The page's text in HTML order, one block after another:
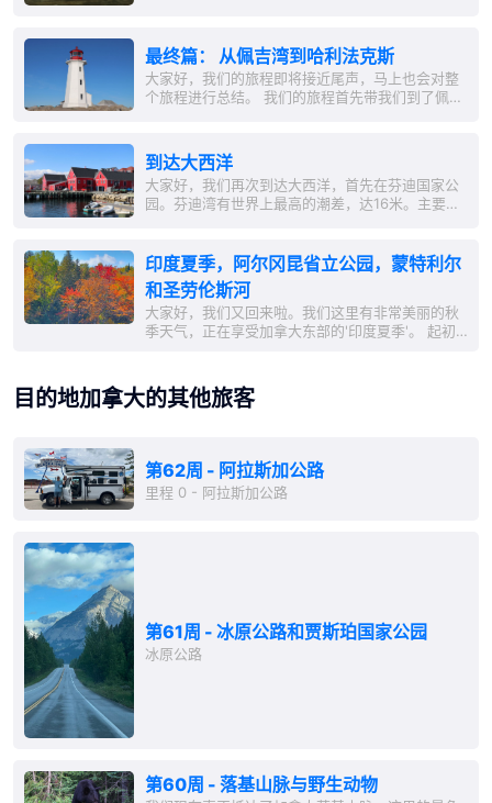
们照管邮件。 ...
最终篇： 从佩吉湾到哈利法克斯
大家好，我们的旅程即将接近尾声，马上也会对整
个旅程进行总结。 我们的旅程首先带我们到了佩吉
尤为迷人。 接下来的路线沿着大西洋海岸直接前
行，一路风景如画。在哈利法克斯，我们在一个沃
尔玛停车场过夜，以便乘坐公交前往冰球场。虽然
未能看到一场 NHL...
到达大西洋
大家好，我们再次到达大西洋，首先在芬迪国家公
园。芬迪湾有世界上最高的潮差，达16米。主要城
由瑞士人和德国人建立的，风景如画地坐落在大西
洋沿岸。 然后我们前往马霍恩湾，观赏了稻草人节
（'Scarecrow...
印度夏季，阿尔冈昆省立公园，蒙特利尔
和圣劳伦斯河
大家好，我们又回来啦。我们这里有非常美丽的秋
季天气，正在享受加拿大东部的'印度夏季'。 起初
伦多和渥太华的近郊休闲区，各种湖泊和绵延无尽
的森林随处可见。安大略省总共有大约250,000个
目的地加拿大的其他旅客
第62周 - 阿拉斯加公路
里程 0 - 阿拉斯加公路
第61周 - 冰原公路和贾斯珀国家公园
冰原公路
第60周 - 落基山脉与野生动物